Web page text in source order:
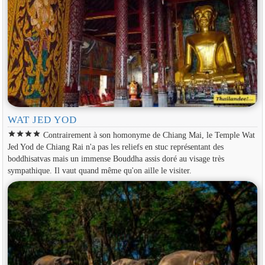
WAT JED YOD
starstarstarstar Contrairement à son homonyme de Chiang Mai, le Temple Wat
Jed Yod de Chiang Rai n'a pas les reliefs en stuc représentant des
boddhisatvas mais un immense Bouddha assis doré au visage très
sympathique. Il vaut quand même qu'on aille le visiter.